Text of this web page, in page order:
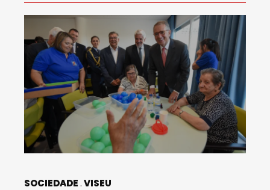
SOCIEDADE VISEU